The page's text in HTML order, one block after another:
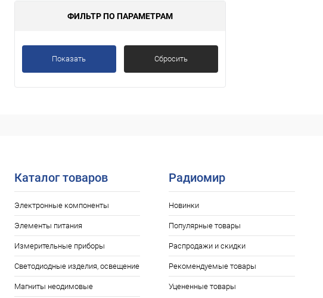
ФИЛЬТР ПО ПАРАМЕТРАМ
Показать Сбросить
Каталог товаров
Электронные компоненты
Элементы питания
Измерительные приборы
Светодиодные изделия, освещение
Магниты неодимовые
Радиомир
Новинки
Популярные товары
Распродажи и скидки
Рекомендуемые товары
Уцененные товары